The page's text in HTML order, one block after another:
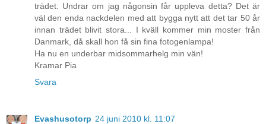
trädet. Undrar om jag någonsin får uppleva detta? Det är
väl den enda nackdelen med att bygga nytt att det tar 50 år
innan trädet blivit stora... I kväll kommer min moster från
Danmark, då skall hon få sin fina fotogenlampa!
Ha nu en underbar midsommarhelg min vän!
Kramar Pia
Svara
Evashusotorp 24 juni 2010 kl. 11:07